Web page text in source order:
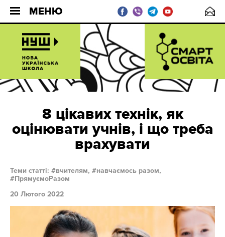
МЕНЮ
8 цікавих технік, як
оцінювати учнів, і що треба
врахувати
Теми статті: вчителям,
навчаємось разом,
ПрямуємоРазом
20 Лютого 2022